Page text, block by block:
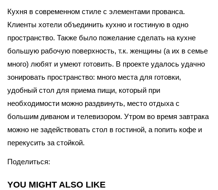
Кухня в современном стиле с элементами прованса.
Клиенты хотели объединить кухню и гостиную в одно
пространство. Также было пожелание сделать на кухне
большую рабочую поверхность, т.к. женщины (а их в семье
много) любят и умеют готовить. В проекте удалось удачно
зонировать пространство: много места для готовки,
удобный стол для приема пищи, который при
необходимости можно раздвинуть, место отдыха с
большим диваном и телевизором. Утром во время завтрака
можно не задействовать стол в гостиной, а попить кофе и
перекусить за стойкой.
Поделиться:
YOU MIGHT ALSO LIKE